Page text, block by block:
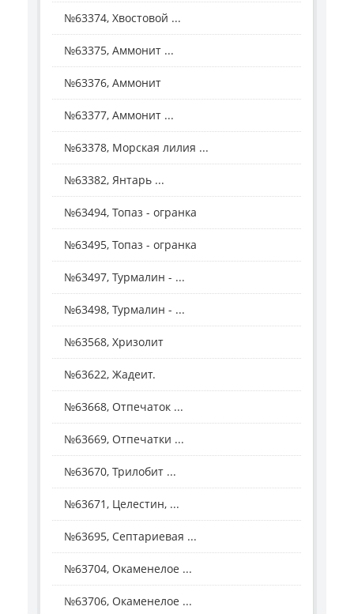
№63374, Хвостовой ...
№63375, Аммонит ...
№63376, Аммонит
№63377, Аммонит ...
№63378, Морская лилия ...
№63382, Янтарь ...
№63494, Топаз - огранка
№63495, Топаз - огранка
№63497, Турмалин - ...
№63498, Турмалин - ...
№63568, Хризолит
№63622, Жадеит.
№63668, Отпечаток ...
№63669, Отпечатки ...
№63670, Трилобит ...
№63671, Целестин, ...
№63695, Септариевая ...
№63704, Окаменелое ...
№63706, Окаменелое ...